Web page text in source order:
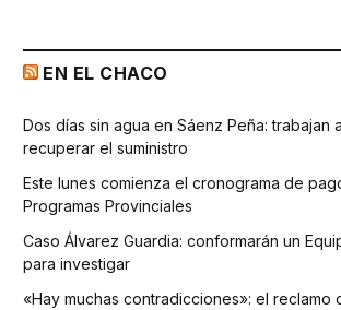
EN EL CHACO
Dos días sin agua en Sáenz Peña: trabajan
recuperar el suministro
Este lunes comienza el cronograma de
Programas Provinciales
Caso Álvarez Guardia: conformarán un
para investigar
«Hay muchas contradicciones»: el reclamo